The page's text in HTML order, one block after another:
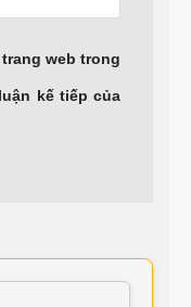
web trong
kế tiếp của